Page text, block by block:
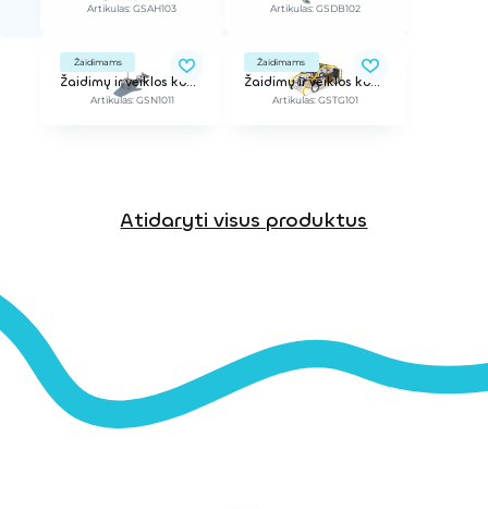
Artikulas: GSAH103 Artikulas: GSDB102
Žaidimams
Žaidimų ir veiklos kompleksas
Artikulas: GSN1011
Žaidimams
Žaidimų ir veiklos kompleksas
Artikulas: GSTG101
Atidaryti visus produktus